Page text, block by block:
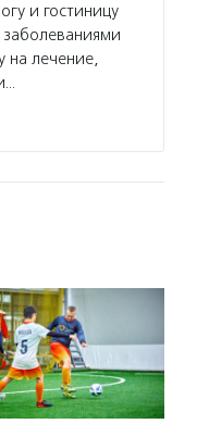
и гостиницу
на лечение,